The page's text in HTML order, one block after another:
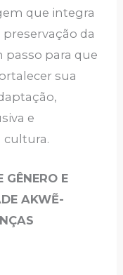
que integra
da
passo para que
sua
e
cultura.
GÊNERO E
AKWẼ-